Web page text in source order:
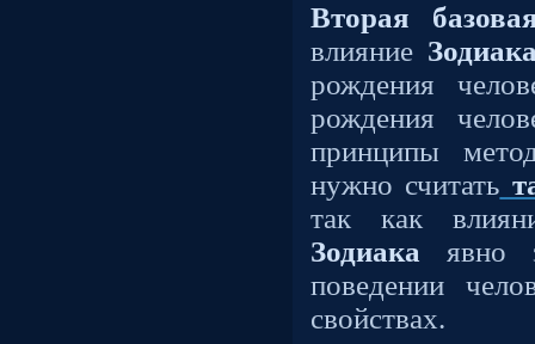
Вторая
влияние
рождения
рождения
принципы
нужно считать
так как
Зодиака явно
поведении
свойствах.